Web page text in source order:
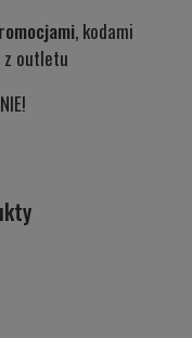
, kodami
outletu